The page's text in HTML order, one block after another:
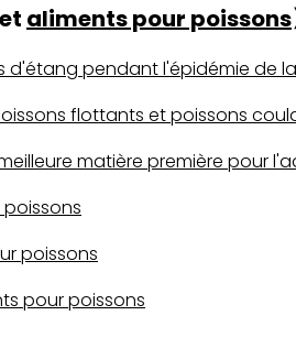
aliments pour poissons
d'étang pendant l'épidémie de
flottants et poissons
matière première pour
poissons
pour poissons